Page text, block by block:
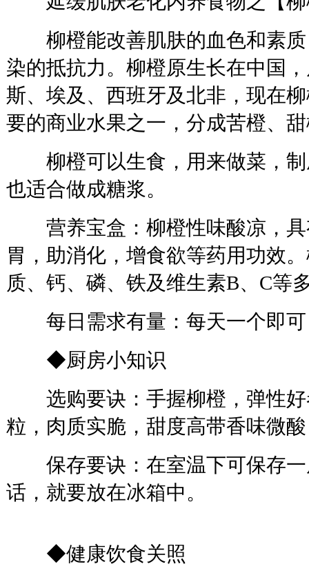
柳橙能改善肌肤的血色和素质
染的抵抗力。柳橙原生长在中国
斯、埃及、西班牙及北非，现在
要的商业水果之一，分成苦橙、
柳橙可以生食，用来做菜，制
也适合做成糖浆。
营养宝盒：柳橙性味酸凉，具
胃，助消化，增食欲等药用功效
质、钙、磷、铁及维生素B、C等
每日需求有量：每天一个即可
◆厨房小知识
选购要诀：手握柳橙，弹性好
粒，肉质实脆，甜度高带香味微
保存要诀：在室温下可保存一
话，就要放在冰箱中。
◆健康饮食关照